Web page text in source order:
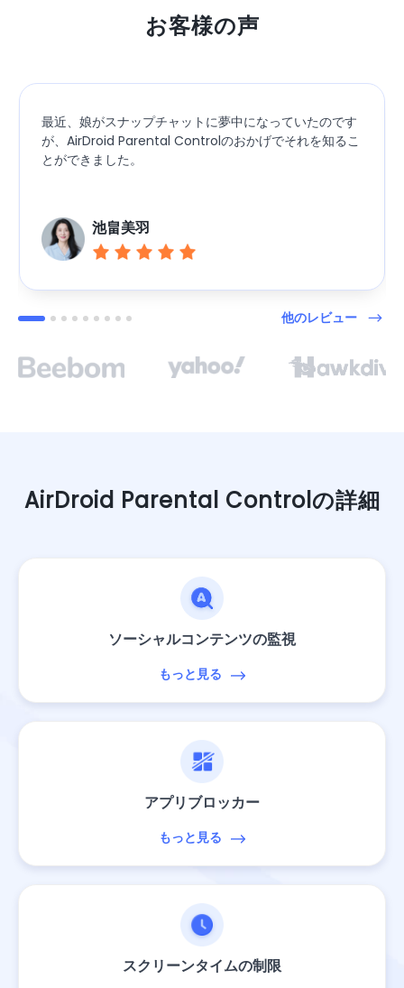
お客様の声
最近、娘がスナップチャットに夢中になっていたのです
が、AirDroid Parental Controlのおかげでそれを知るこ
とができました。
池畠美羽
他のレビュー
AirDroid Parental Controlの詳細
ソーシャルコンテンツの監視
もっと見る
アプリブロッカー
もっと見る
スクリーンタイムの制限